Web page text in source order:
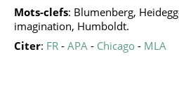
Mots-clefs: Blumenberg,
imagination, Humboldt.
Citer: FR - APA - Chicago - MLA